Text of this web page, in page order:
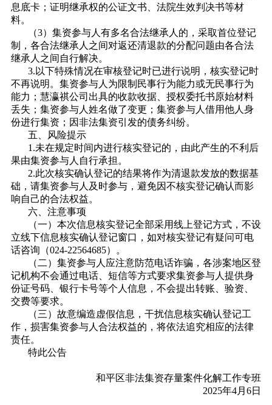
息底卡；证明继承权的公证文书、法院生效判决书等材
料。
（3）集资参与人有多名合法继承人的，采取首位登记
制，各合法继承人之间对返还清退款的分配问题由各合法
继承人之间自行解决。
3.以下特殊情况在审核登记时已进行说明，核实登记时
不再说明。集资参与人为限制民事行为能力或无民事行为
能力；慧瀛祺公司出具的收款收据、授权委托书原始材料
丢失；集资参与人姓名做了变更；集资参与人借用他人身
份进行集资；因非法集资引发的债务纠纷。
五、风险提示
1.未在规定时间内进行核实登记的，由此产生的不利后
果由集资参与人自行承担。
2.此次核实确认登记的结果将作为清退款发放的数据基
础，请集资参与人及时参与，避免因不核实登记确认而影
响自己的合法权益。
六、注意事项
（一）本次信息核实登记全部采用线上登记方式，不设
立线下信息核实确认登记窗口，如对核实登记有疑问可电
话咨询（024-22564685）。
（二）集资参与人应注意防范电话诈骗，各涉案地区登
记机构不会通过电话、短信等方式要求集资参与人提供身
份证号码、银行卡号等个人信息，不会提出转账、验资、
交费等要求。
（三）故意编造虚假信息，干扰信息核实确认登记工
作，损害集资参与人合法权益的，将依法追究相应的法律
责任。
特此公告
和平区非法集资存量案件化解工作专班
2025年4月6日